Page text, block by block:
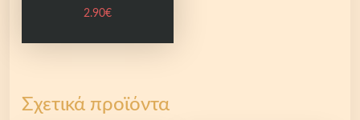
2.90€
Σχετικά προϊόντα